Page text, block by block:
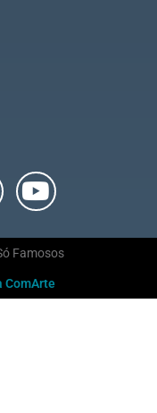
Famosos
ComArte